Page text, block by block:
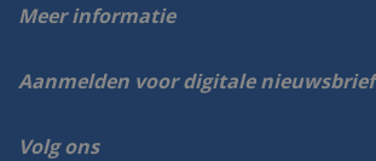
Volg ons
Meer informatie
Aanmelden voor digitale nieuwsbrief